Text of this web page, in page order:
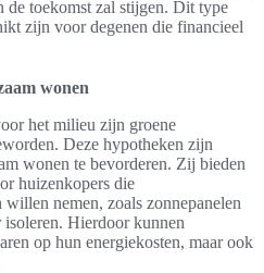
de toekomst zal stijgen. Dit type
zijn voor degenen die financieel
wonen
het milieu zijn groene
Deze hypotheken zijn
wonen te bevorderen. Zij bieden
huizenkopers die
willen nemen, zoals zonnepanelen
Hierdoor kunnen
op hun energiekosten, maar ook